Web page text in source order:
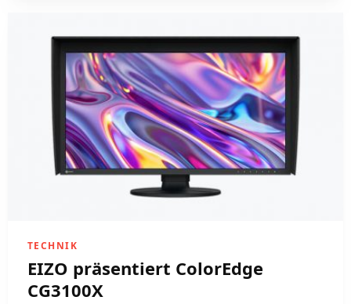
TECHNIK
EIZO präsentiert ColorEdge
CG3100X